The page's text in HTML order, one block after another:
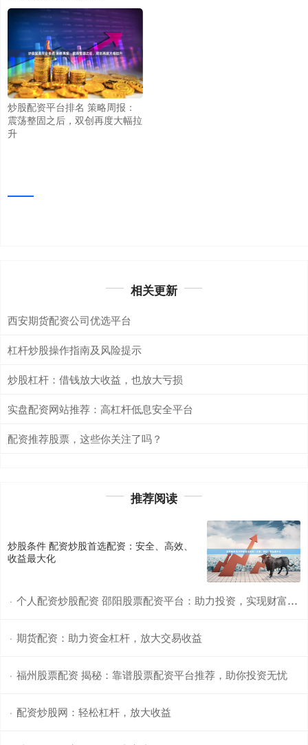
炒股配资平台排名 策略周报：
震荡整固之后，双创再度大幅拉
升
相关更新
西安期货配资公司优选平台
杠杆炒股操作指南及风险提示
炒股杠杆：借钱放大收益，也放大亏损
实盘配资网站推荐：高杠杆低息安全平台
配资推荐股票，这些你关注了吗？
推荐阅读
炒股条件 配资炒股首选配资：安全、高效、
收益最大化
· 个人配资炒股配资 邵阳股票配资平台：助力投资，实现财富梦想
· 期货配资：助力资金杠杆，放大交易收益
· 福州股票配资 揭秘：靠谱股票配资平台推荐，助你投资无忧
· 配资炒股网：轻松杠杆，放大收益